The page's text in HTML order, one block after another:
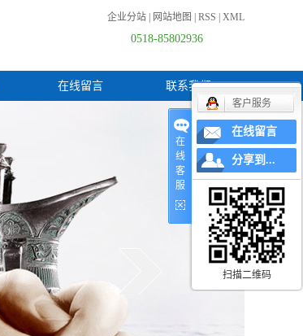
企业分站 网站地图 RSS XML
0518-85802936
在线留言 联系我们
在
线
客
服
客户服务
在线留言
分享到...
扫描二维码